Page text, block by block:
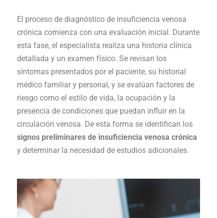
El proceso de diagnóstico de insuficiencia venosa
crónica comienza con una evaluación inicial. Durante
esta fase, el especialista realiza una historia clínica
detallada y un examen físico. Se revisan los
síntomas presentados por el paciente, su historial
médico familiar y personal, y se evalúan factores de
riesgo como el estilo de vida, la ocupación y la
presencia de condiciones que puedan influir en la
circulación venosa. De esta forma se identifican los
signos preliminares de insuficiencia venosa crónica
y determinar la necesidad de estudios adicionales.